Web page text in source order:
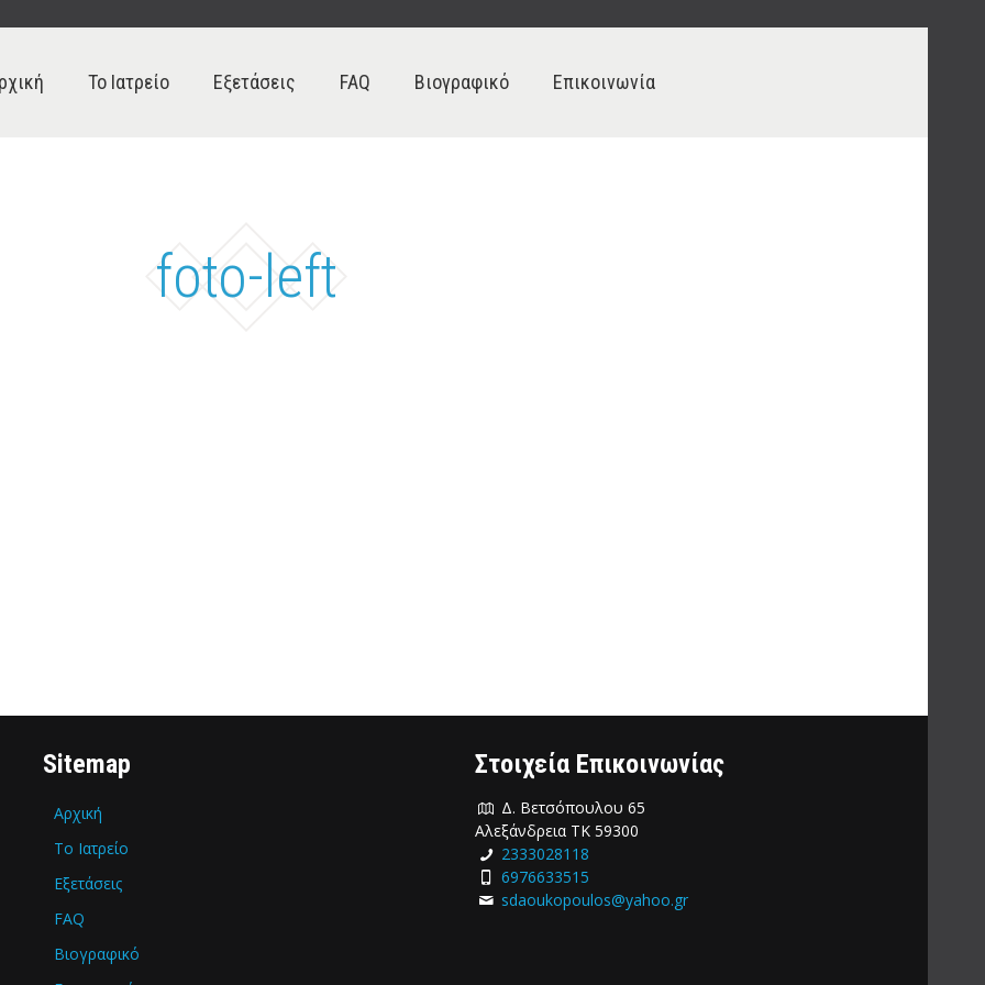
Το Ιατρείο Εξετάσεις FAQ Βιογραφικό Επικοινωνία
foto-left
Sitemap
Αρχική
Το Ιατρείο
Εξετάσεις
FAQ
Βιογραφικό
Στοιχεία Επικοινωνίας
Δ. Βετσόπουλου 65
Αλεξάνδρεια ΤΚ 59300
2333028118
6976633515
sdaoukopoulos@yahoo.gr